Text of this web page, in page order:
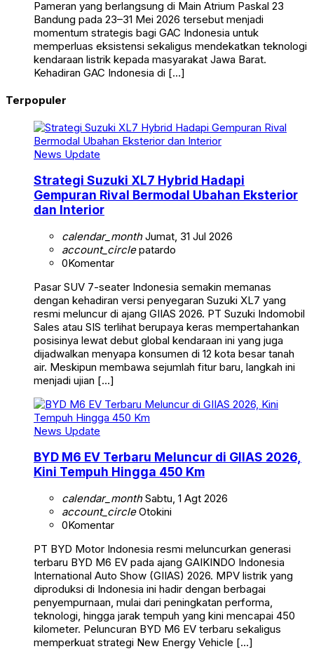
Pameran yang berlangsung di Main Atrium Paskal 23
Bandung pada 23–31 Mei 2026 tersebut menjadi
momentum strategis bagi GAC Indonesia untuk
memperluas eksistensi sekaligus mendekatkan teknologi
kendaraan listrik kepada masyarakat Jawa Barat.
Kehadiran GAC Indonesia di […]
Terpopuler
News Update
Strategi Suzuki XL7 Hybrid Hadapi
Gempuran Rival Bermodal Ubahan Eksterior
dan Interior
calendar_monthJumat, 31 Jul 2026
account_circlepatardo
0Komentar
Pasar SUV 7-seater Indonesia semakin memanas
dengan kehadiran versi penyegaran Suzuki XL7 yang
resmi meluncur di ajang GIIAS 2026. PT Suzuki Indomobil
Sales atau SIS terlihat berupaya keras mempertahankan
posisinya lewat debut global kendaraan ini yang juga
dijadwalkan menyapa konsumen di 12 kota besar tanah
air. Meskipun membawa sejumlah fitur baru, langkah ini
menjadi ujian […]
News Update
BYD M6 EV Terbaru Meluncur di GIIAS 2026,
Kini Tempuh Hingga 450 Km
calendar_monthSabtu, 1 Agt 2026
account_circleOtokini
0Komentar
PT BYD Motor Indonesia resmi meluncurkan generasi
terbaru BYD M6 EV pada ajang GAIKINDO Indonesia
International Auto Show (GIIAS) 2026. MPV listrik yang
diproduksi di Indonesia ini hadir dengan berbagai
penyempurnaan, mulai dari peningkatan performa,
teknologi, hingga jarak tempuh yang kini mencapai 450
kilometer. Peluncuran BYD M6 EV terbaru sekaligus
memperkuat strategi New Energy Vehicle […]